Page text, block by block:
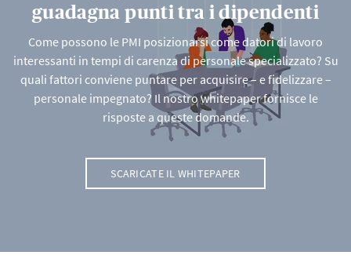
guadagna punti tra i dipendenti
Come possono le PMI posizionarsi come datori di lavoro
interessanti in tempi di carenza di personale specializzato? Su
quali fattori conviene puntare per acquisire – e fidelizzare –
personale impegnato? Il nostro whitepaper fornisce le
risposte a queste domande.
SCARICATE IL WHITEPAPER